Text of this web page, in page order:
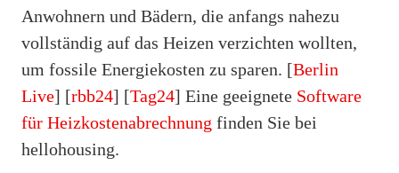
Anwohnern und Bädern, die anfangs nahezu
vollständig auf das Heizen verzichten wollten,
um fossile Energiekosten zu sparen. [Berlin
Live] [rbb24] [Tag24] Eine geeignete Software
für Heizkostenabrechnung finden Sie bei
hellohousing.